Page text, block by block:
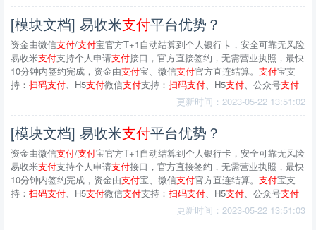
[模块文档] 易收米支付平台优势？
资金由微信支付/支付宝官方T+1自动结算到个人银行卡，安全可靠无风险
易收米支付支持个人申请支付接口，官方直接签约，无需营业执照，最快
10分钟内签约完成，资金由支付宝、微信支付官方直连结算。 支付宝支
持： 扫码支付、H5支付微信支付支持： 扫码支付、H5支付、公众号支付
更新时间：2023-05-22 13:51:02
[模块文档] 易收米支付平台优势？
资金由微信支付/支付宝官方T+1自动结算到个人银行卡，安全可靠无风险
易收米支付支持个人申请支付接口，官方直接签约，无需营业执照，最快
10分钟内签约完成，资金由支付宝、微信支付官方直连结算。 支付宝支
持： 扫码支付、H5支付微信支付支持： 扫码支付、H5支付、公众号支付
更新时间：2023-05-22 13:51:03